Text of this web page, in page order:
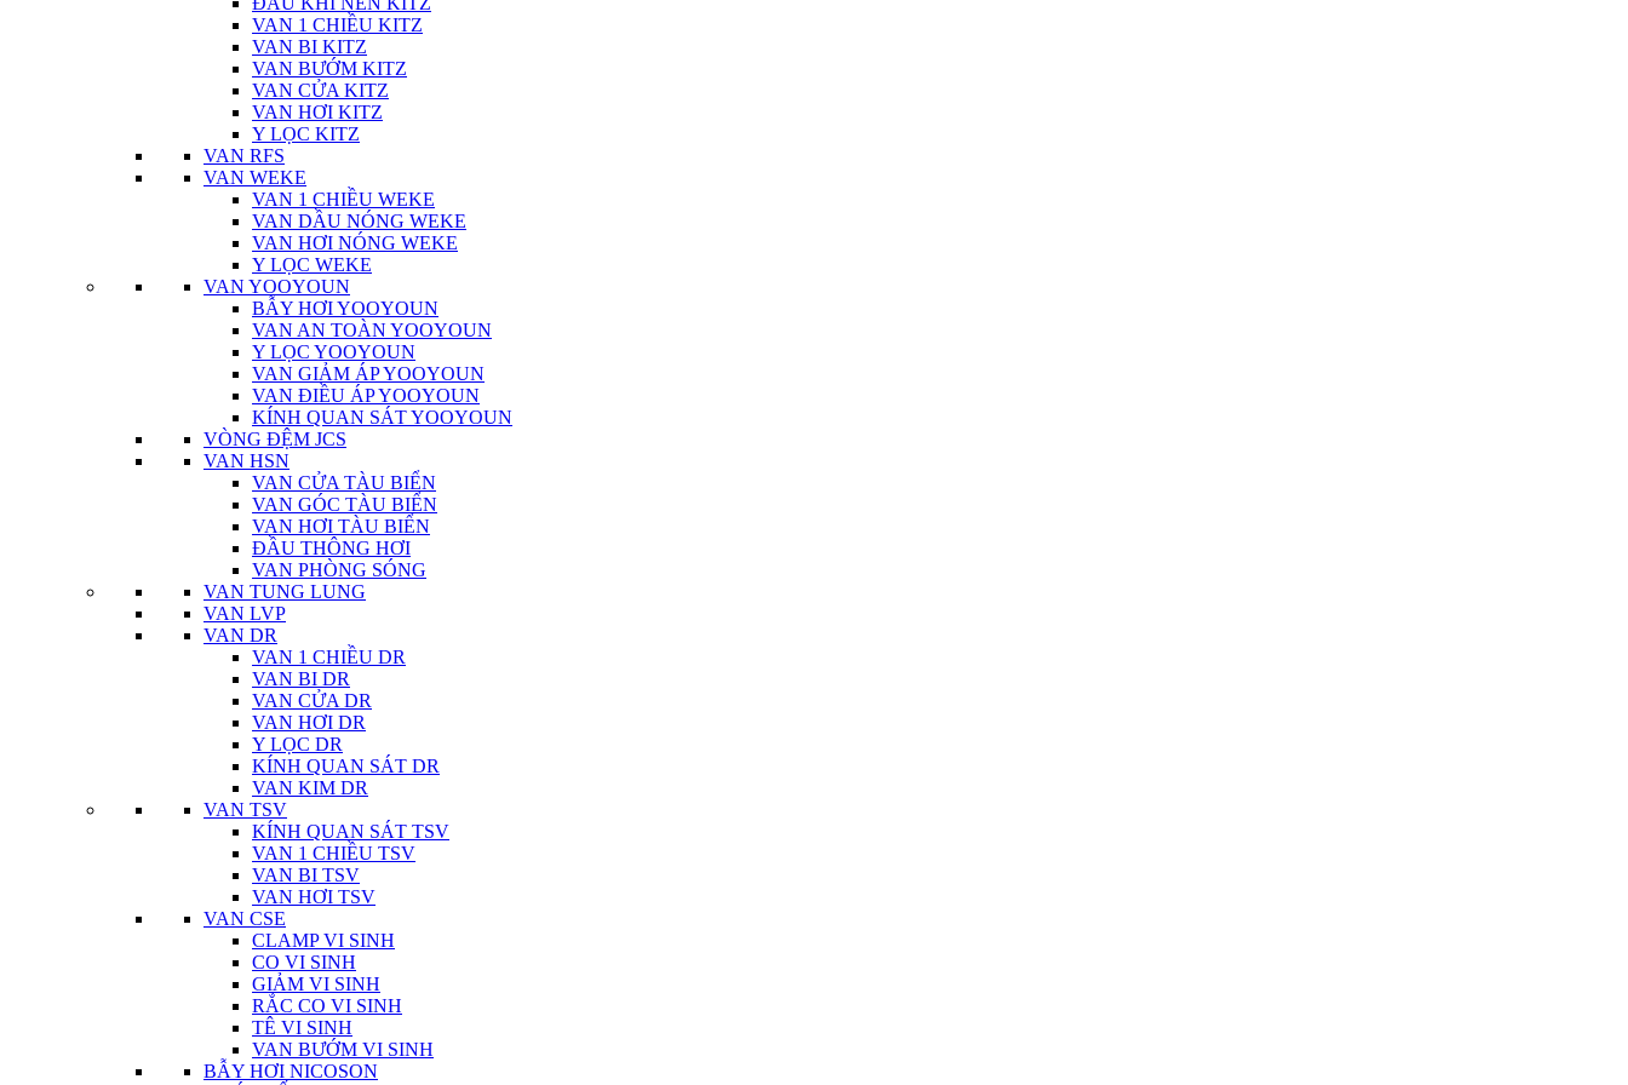
VAN 1 CHIỀU KITZ
VAN BI KITZ
VAN BƯỚM KITZ
VAN CỬA KITZ
VAN HƠI KITZ
Y LỌC KITZ
VAN RFS
VAN WEKE
VAN 1 CHIỀU WEKE
VAN DẦU NÓNG WEKE
VAN HƠI NÓNG WEKE
Y LỌC WEKE
VAN YOOYOUN
BẪY HƠI YOOYOUN
VAN AN TOÀN YOOYOUN
Y LỌC YOOYOUN
VAN GIẢM ÁP YOOYOUN
VAN ĐIỀU ÁP YOOYOUN
KÍNH QUAN SÁT YOOYOUN
VÒNG ĐỆM JCS
VAN HSN
VAN CỬA TÀU BIỂN
VAN GÓC TÀU BIỂN
VAN HƠI TÀU BIỂN
ĐẦU THÔNG HƠI
VAN PHÒNG SÓNG
VAN TUNG LUNG
VAN LVP
VAN DR
VAN 1 CHIỀU DR
VAN BI DR
VAN CỬA DR
VAN HƠI DR
Y LỌC DR
KÍNH QUAN SÁT DR
VAN KIM DR
VAN TSV
KÍNH QUAN SÁT TSV
VAN 1 CHIỀU TSV
VAN BI TSV
VAN HƠI TSV
VAN CSE
CLAMP VI SINH
CO VI SINH
GIẢM VI SINH
RẮC CO VI SINH
TÊ VI SINH
VAN BƯỚM VI SINH
BẪY HƠI NICOSON